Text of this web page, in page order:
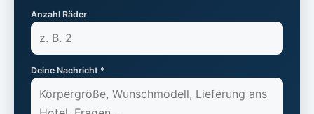
Anzahl Räder
Deine Nachricht *